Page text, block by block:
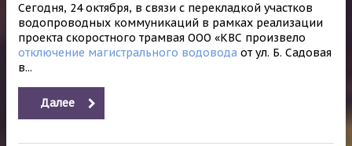
Сегодня, 24 октября, в связи с перекладкой участков
водопроводных коммуникаций в рамках реализации
проекта скоростного трамвая ООО «КВС произвело
отключение магистрального водовода от ул. Б. Садовая
в...
Далее